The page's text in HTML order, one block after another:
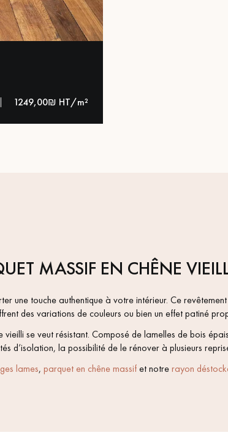
1249,00₪ HT/m²
MASSIF EN CHÊNE
une touche authentique à votre intérieur. Ce
des variations de couleurs ou bien un effet patiné
vieilli se veut résistant. Composé de lamelles de bois
d’isolation, la possibilité de le rénover à plusieurs
lames, parquet en chêne massifet notrerayon